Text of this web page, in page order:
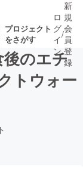
プロジェクト
をさがす
いプ
ロ
グ
イ
ン
/
新
規
会
員
登
録
のエチ
トウォー